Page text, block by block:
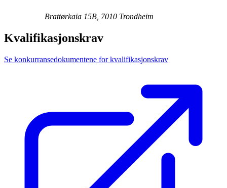
Brattørkaia 15B, 7010 Trondheim
Kvalifikasjonskrav
Se konkurransedokumentene for kvalifikasjonskrav